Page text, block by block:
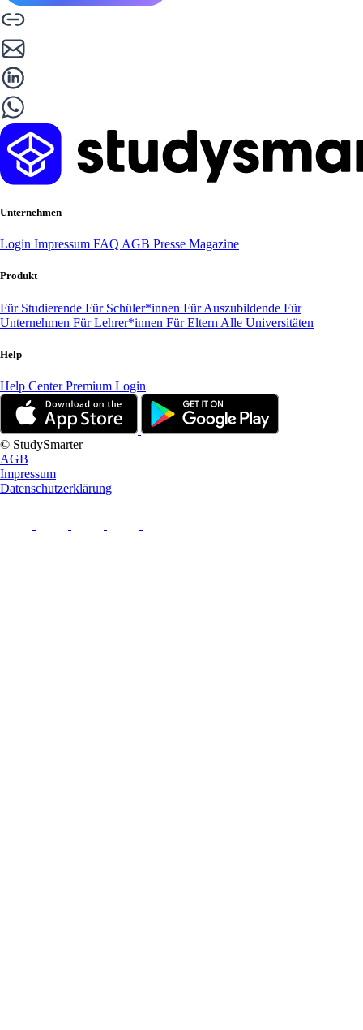
Unternehmen
Login Impressum FAQ AGB Presse Magazine
Produkt
Für Studierende Für Schüler*innen Für Auszubildende Für
Unternehmen Für Lehrer*innen Für Eltern Alle Universitäten
Help
Help CenterPremium Login
© StudySmarter
AGB
Impressum
Datenschutzerklärung